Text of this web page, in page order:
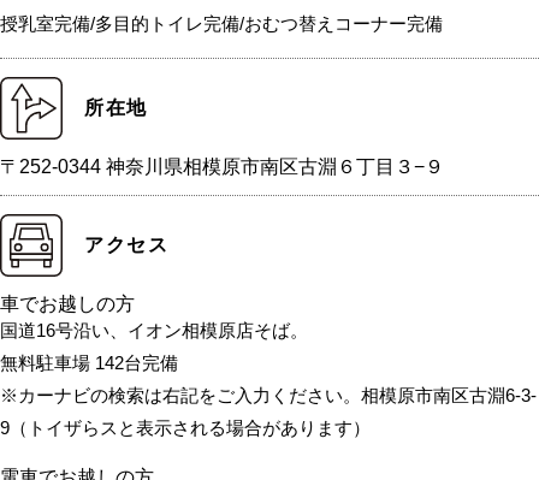
授乳室完備/多目的トイレ完備/おむつ替えコーナー完備
所在地
〒252-0344 神奈川県相模原市南区古淵６丁目３−９
アクセス
車でお越しの方
国道16号沿い、イオン相模原店そば。
無料駐車場 142台完備
※カーナビの検索は右記をご入力ください。相模原市南区古淵6-3-
9（トイザらスと表示される場合があります）